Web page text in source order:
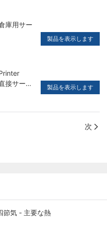
庫用サー
製品を表示します
接サーマ
製品を表示します
次
節気 - 主要な熱